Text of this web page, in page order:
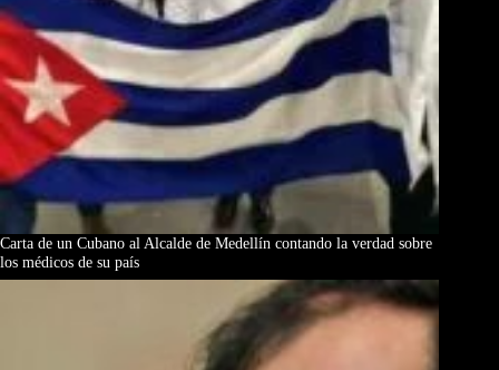
Carta de un Cubano al Alcalde de Medellín contando la verdad sobre
los médicos de su país